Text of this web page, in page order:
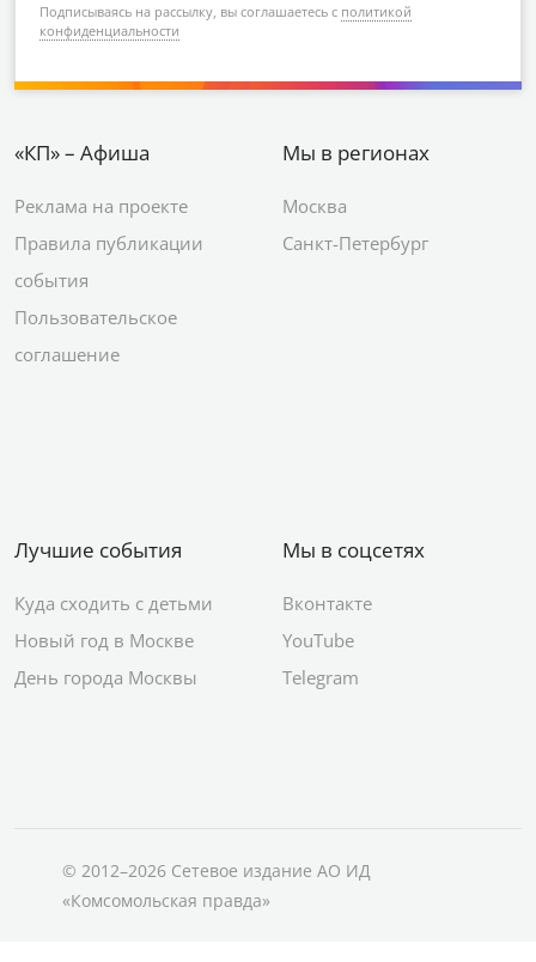
Подписываясь на рассылку, вы соглашаетесь с политикой
конфиденциальности
«КП» – Афиша
Реклама на проекте
Правила публикации
события
Пользовательское
соглашение
Мы в регионах
Москва
Санкт-Петербург
Лучшие события
Куда сходить с детьми
Новый год в Москве
День города Москвы
Мы в соцсетях
Вконтакте
YouTube
Telegram
© 2012–2026 Сетевое издание АО ИД
«Комсомольская правда»